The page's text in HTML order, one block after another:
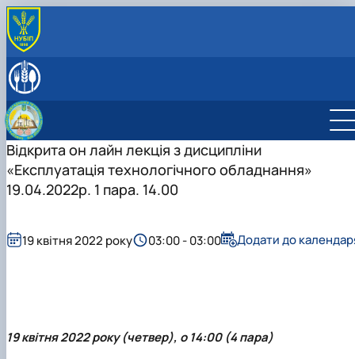
ПРО КАФЕДРУ
Здобутки кафедри
Відповідальний за інформаційне наповнення веб-
сторінки кафедри
ОСВІТНЯ ДІЯЛЬНІСТЬ
Науковий гурток «Інновації у процесах харчових
виробництв»
Дисципліни кафедри
Навчально-методична робота
НАУКОВА ДІЯЛЬНІСТЬ
Наукова діяльність кафедри
Конференції
Конференції ф-ту харчових наук
інші конференції
ПРОФОРІЄНТАЦІЙНА ДІЯЛЬНІСТЬ
ВСТУП-2026: Абітурієнту
Профорієнтаційні заходи
Відкрита он лайн лекція з дисципліни
«Експлуатація технологічного обладнання»
19.04.2022р. 1 пара. 14.00
19 квітня 2022 року (четвер), о 14:00 (4 пара)
19 квітня 2022 року 03:00 - 03:00 Додати до